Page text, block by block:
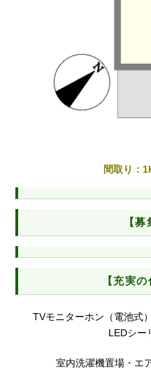
間取り：
【募
【充実
TVモニターホン（電池式
LEDシー
室内洗濯機置場・エ